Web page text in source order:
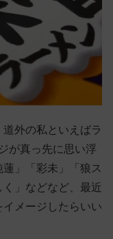
外の私といえばラ
が真っ先に思い浮
」「彩未」「狼ス
」などなど、最近
メージしたらいい